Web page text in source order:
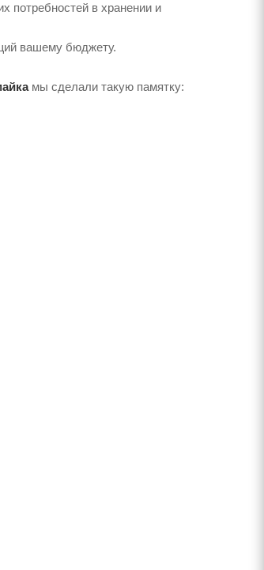
потребностей в хранении и
вашему бюджету.
мы сделали такую ​​памятку: